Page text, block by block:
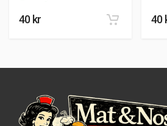
40 kr 40